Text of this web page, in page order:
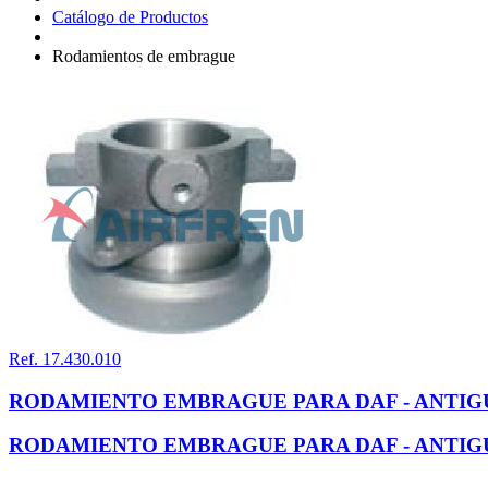
Catálogo de Productos
Rodamientos de embrague
Ref. 17.430.010
RODAMIENTO EMBRAGUE PARA DAF -
RODAMIENTO EMBRAGUE PARA DAF -